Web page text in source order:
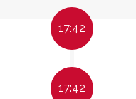
17:42
17:42